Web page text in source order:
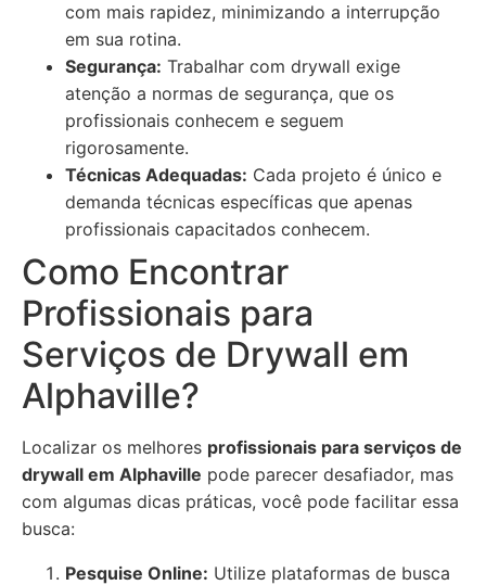
com mais rapidez, minimizando a interrupção
em sua rotina.
Segurança: Trabalhar com drywall exige
atenção a normas de segurança, que os
profissionais conhecem e seguem
rigorosamente.
Técnicas Adequadas: Cada projeto é único e
demanda técnicas específicas que apenas
profissionais capacitados conhecem.
Como Encontrar
Profissionais para
Serviços de Drywall em
Alphaville?
Localizar os melhores profissionais para serviços de
drywall em Alphaville pode parecer desafiador, mas
com algumas dicas práticas, você pode facilitar essa
busca:
Pesquise Online: Utilize plataformas de busca